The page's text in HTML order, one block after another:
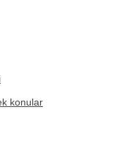
konular